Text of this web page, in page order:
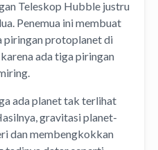
Teleskop Hubble justru
Penemua ini membuat
piringan protoplanet di
ada tiga piringan
ada planet tak terlihat
gravitasi planet-
dan membengkokkan